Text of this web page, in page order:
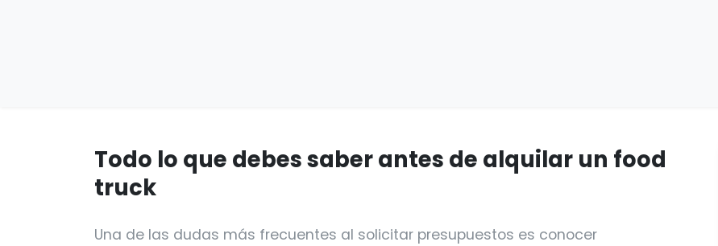
Todo lo que debes saber antes de alquilar un food
truck
Una de las dudas más frecuentes al solicitar presupuestos es conocer